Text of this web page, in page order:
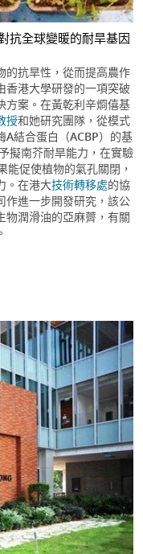
抗全球變暖的耐旱基因
的抗旱性，從而提高農作
香港大學研發的一項突破
方案。在黃乾利辛烱僖基
授和她研究團隊，從模式
結合蛋白（ACBP）的基
擬南芥耐旱能力，在實驗
能促使植物的氣孔關閉，
。在港大技術轉移處的協
作進一步開發研究，該公
物潤滑油的亞麻薺，有關